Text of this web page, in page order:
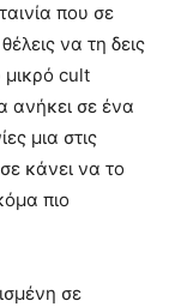
που σε
να τη δεις
μικρό cult
ανήκει σε ένα
μια στις
κάνει να το
πιο
σε